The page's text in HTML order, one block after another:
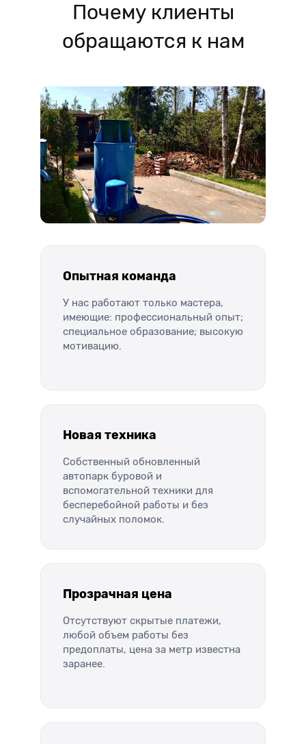
Почему клиенты
обращаются к нам
Опытная команда
У нас работают только мастера,
имеющие: профессиональный опыт;
специальное образование; высокую
мотивацию.
Новая техника
Собственный обновленный
автопарк буровой и
вспомогательной техники для
бесперебойной работы и без
случайных поломок.
Прозрачная цена
Отсутствуют скрытые платежи,
любой объем работы без
предоплаты, цена за метр известна
заранее.